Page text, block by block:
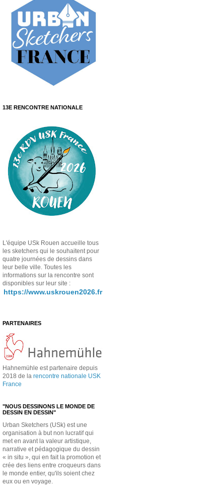
13E RENCONTRE NATIONALE
L'équipe USk Rouen accueille tous
les sketchers qui le souhaitent pour
quatre journées de dessins dans
leur belle ville. Toutes les
informations sur la rencontre sont
disponibles sur leur site :
https://www.uskrouen2026.fr
PARTENAIRES
Hahnemühle est partenaire depuis
2018 de la rencontre nationale USK
France
"NOUS DESSINONS LE MONDE DE
DESSIN EN DESSIN"
Urban Sketchers (USk) est une
organisation à but non lucratif qui
met en avant la valeur artistique,
narrative et pédagogique du dessin
« in situ », qui en fait la promotion et
crée des liens entre croqueurs dans
le monde entier, qu'ils soient chez
eux ou en voyage.